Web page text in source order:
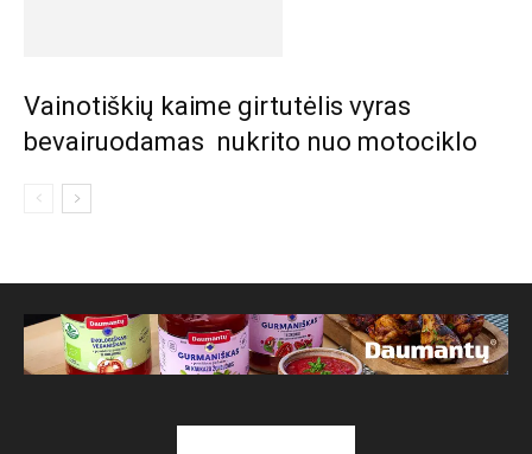
Vainotiškių kaime girtutėlis vyras
bevairuodamas nukrito nuo motociklo